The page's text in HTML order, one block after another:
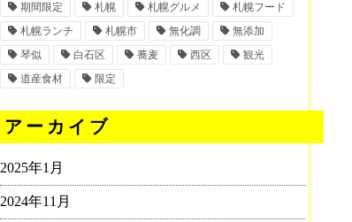
期間限定
札幌 札幌グルメ
札幌フード
札幌ランチ
札幌市 無化調
無添加
琴似
白石区 蕎麦 西区
観光
道産食材
限定
アーカイブ
2025年1月
2024年11月